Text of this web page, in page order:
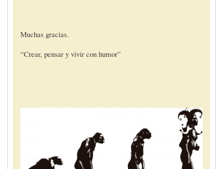
Muchas gracias.
“Crear, pensar y vivir con humor”